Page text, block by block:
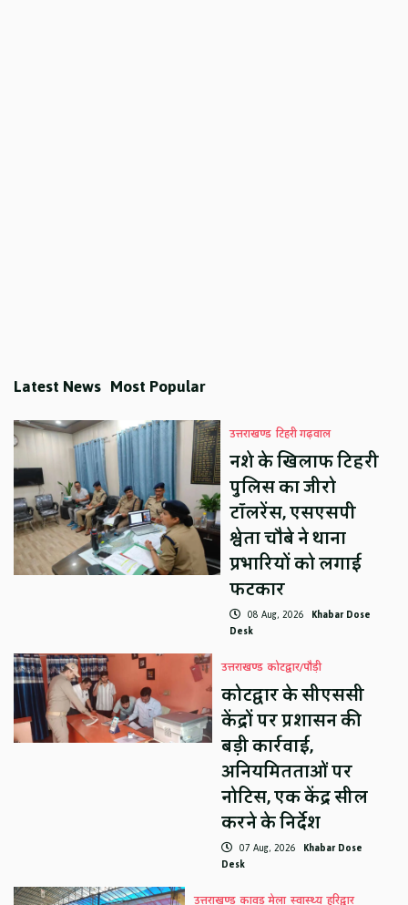
Latest News Most Popular
उत्तराखण्ड टिहरी गढ़वाल
नशे के खिलाफ टिहरी
पुलिस का जीरो
टॉलरेंस, एसएसपी
श्वेता चौबे ने थाना
प्रभारियों को लगाई
फटकार
08 Aug, 2026 Khabar Dose
Desk
उत्तराखण्ड कोटद्वार/पौड़ी
कोटद्वार के सीएससी
केंद्रों पर प्रशासन की
बड़ी कार्रवाई,
अनियमितताओं पर
नोटिस, एक केंद्र सील
करने के निर्देश
07 Aug, 2026 Khabar Dose
Desk
उत्तराखण्ड कावड़ मेला स्वास्थ्य हरिद्वार